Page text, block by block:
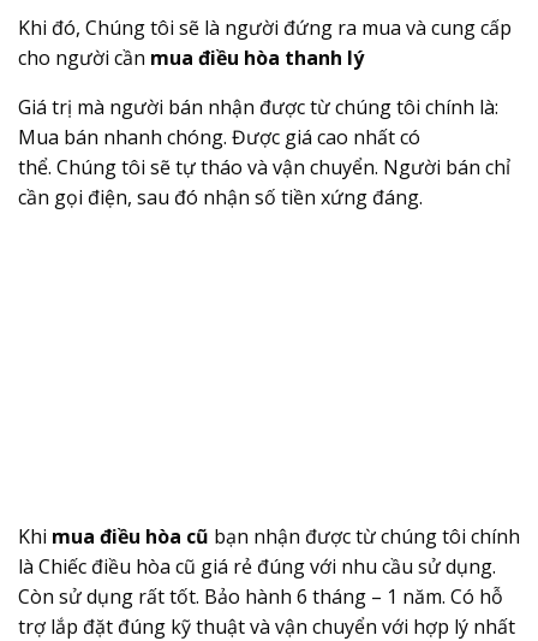
Khi đó, Chúng tôi sẽ là người đứng ra mua và cung cấp
cho người cần mua điều hòa thanh lý
Giá trị mà người bán nhận được từ chúng tôi chính là:
Mua bán nhanh chóng. Được giá cao nhất có
thể. Chúng tôi sẽ tự tháo và vận chuyển. Người bán chỉ
cần gọi điện, sau đó nhận số tiền xứng đáng.
Khi mua điều hòa cũ bạn nhận được từ chúng tôi chính
là Chiếc điều hòa cũ giá rẻ đúng với nhu cầu sử dụng.
Còn sử dụng rất tốt. Bảo hành 6 tháng – 1 năm. Có hỗ
trợ lắp đặt đúng kỹ thuật và vận chuyển với hợp lý nhất